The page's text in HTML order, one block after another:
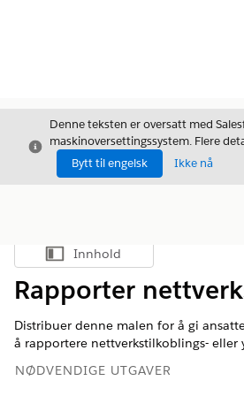
Avslutt
Denne teksten er oversatt med
maskinoversettingssystem. Flere
Bytt til engelsk
Ikke nå
Vis innholdsfortegnelse
Innhold
Rapporter
Distribuer denne malen for å gi
å rapportere nettverkstilkoblings- eller
NØDVENDIGE UTGAVER